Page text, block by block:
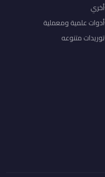
أخري
أدوات علمية ومعملية
توريدات متنوعه